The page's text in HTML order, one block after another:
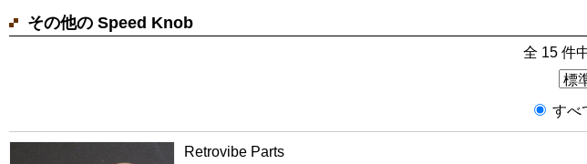
その他の Speed Knob
全 15 件
すべ
Retrovibe Parts